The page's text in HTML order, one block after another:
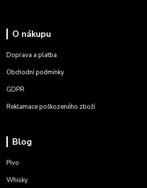
O nákupu
Doprava a platba
Obchodní podmínky
GDPR
Reklamace poškozeného zboží
Blog
Pivo
Whisky